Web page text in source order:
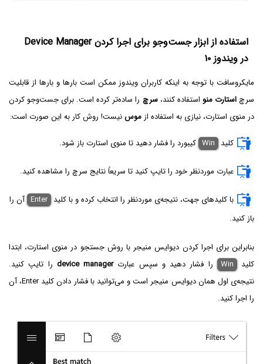
استفاده از ابزار جست‌وجو برای اجرا کردن Device Manager
در ویندوز ۱۰
مایکروسافت با توجه به اینکه کاربران ویندوز ممکن است بارها و بارها از قابلیت
سرچاستارت منو استفاده کنند،سرچ را ساده‌تر کرده است. برای جست‌وجو کردن
در منوی استارت، نیازی به استفاده از موسنیست! روش کار به این صورت است:
کلید Win کیبورد را فشار دهید تا منوی استارت باز شود.
عبارت موردنظر خود را تایپ کنید تا سریعاً نتایج سرچ را مشاهده کنید.
با کلیدهای جهت، نتیجه‌ی موردنظر را انتخاب کرده و با کلید Enter آن را
باز کنید.
بنابراین برای اجرا کردن دیوایس منیجر با روش جستجو در منوی استارت، ابتدا
کلید Win را فشار دهید و سپس عبارتdevice manager را تایپ کنید.
نتیجه‌ی اول همان دیوایس منیجر است و می‌توانید با فشار دادن کلید Enter، آن
را اجرا کنید.